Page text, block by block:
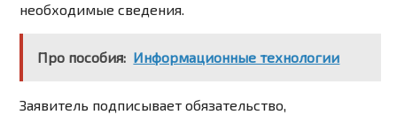
необходимые сведения.
Про пособия: Информационные технологии
Заявитель подписывает обязательство,